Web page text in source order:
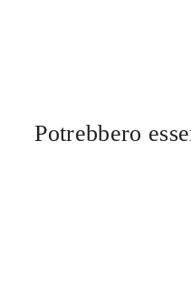
Potrebbero